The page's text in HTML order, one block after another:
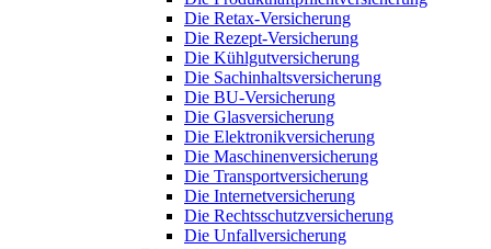
Die Retax-Versicherung
Die Rezept-Versicherung
Die Kühlgutversicherung
Die Sachinhaltsversicherung
Die BU-Versicherung
Die Glasversicherung
Die Elektronikversicherung
Die Maschinenversicherung
Die Transportversicherung
Die Internetversicherung
Die Rechtsschutzversicherung
Die Unfallversicherung